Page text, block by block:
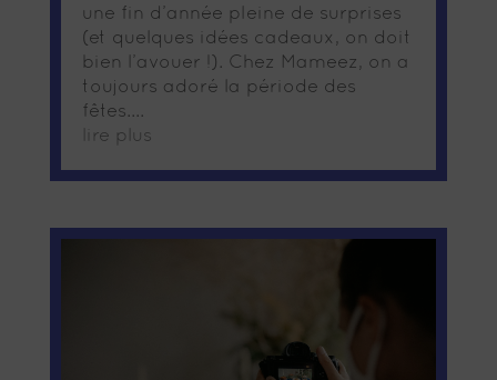
une fin d’année pleine de surprises
(et quelques idées cadeaux, on doit
bien l’avouer !). Chez Mameez, on a
toujours adoré la période des
fêtes....
lire plus